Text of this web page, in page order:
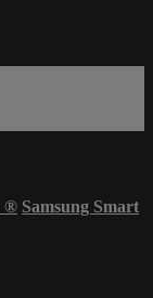
® Samsung Smart